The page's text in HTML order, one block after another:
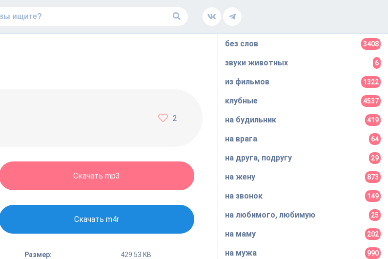
2
Скачать mp3
Скачать m4r
Размер:
429.53 KB
без слов 3408
звуки животных 6
из фильмов 1322
клубные 4537
на будильник 419
на врага 64
на друга, подругу 29
на жену 873
на звонок 149
на любимого, любимую 25
на маму 202
на мужа 990